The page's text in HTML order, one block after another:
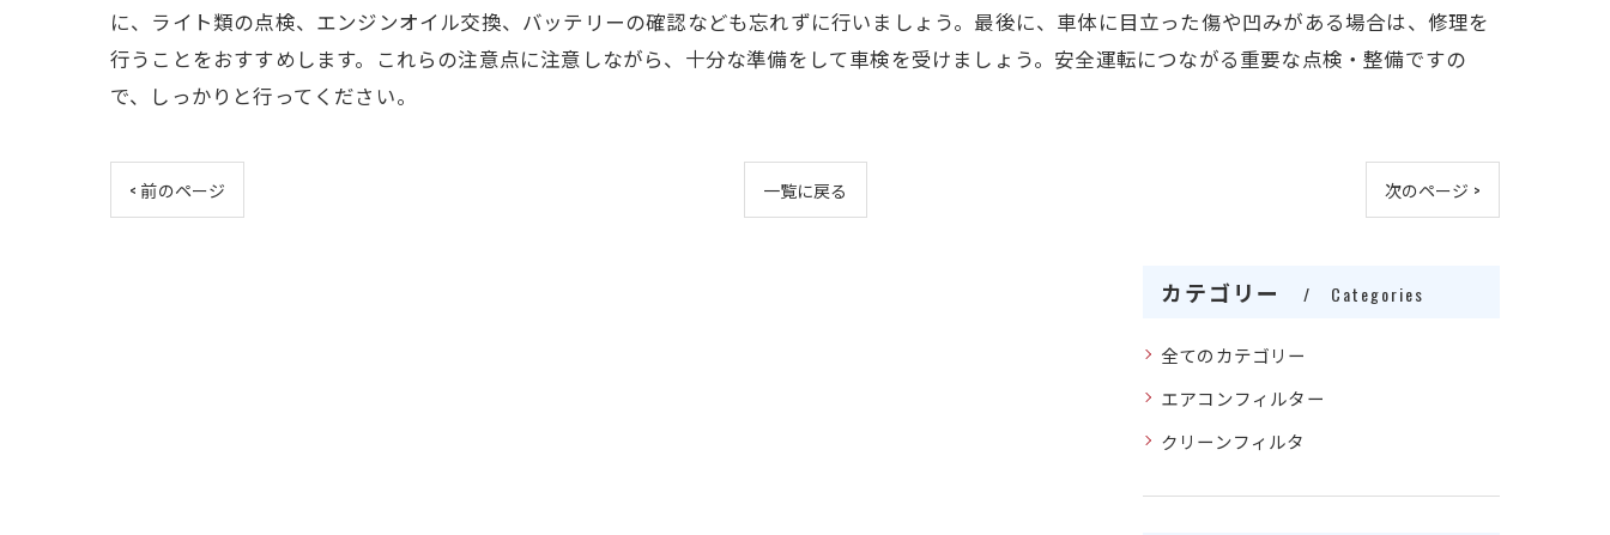
に、ライト類の点検、エンジンオイル交換、バッテリーの確認なども忘れずに行いましょう。最後に、車体に目立った傷や凹みがある場合は、修理を
行うことをおすすめします。これらの注意点に注意しながら、十分な準備をして車検を受けましょう。安全運転につながる重要な点検・整備ですの
で、しっかりと行ってください。
< 前のページ 一覧に戻る 次のページ >
カテゴリー Categories
全てのカテゴリー
エアコンフィルター
クリーンフィルタ